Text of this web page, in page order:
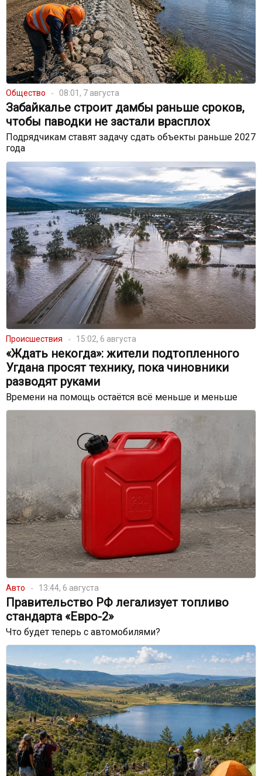
Общество 08:01, 7 августа
Забайкалье строит дамбы раньше сроков,
чтобы паводки не застали врасплох
Подрядчикам ставят задачу сдать объекты раньше 2027
года
Происшествия 15:02, 6 августа
«Ждать некогда»: жители подтопленного
Угдана просят технику, пока чиновники
разводят руками
Времени на помощь остаётся всё меньше и меньше
Авто 13:44, 6 августа
Правительство РФ легализует топливо
стандарта «Евро-2»
Что будет теперь с автомобилями?